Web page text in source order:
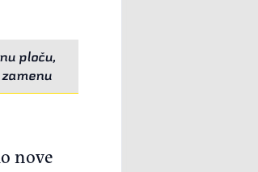
ploču,
nove